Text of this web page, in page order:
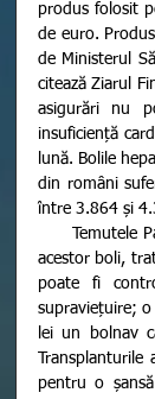
produs folosit
de euro.
de Ministerul
citează Ziarul
asigurări nu
insuficiență
lună. Bolile
din români
între 3.864 și
acestor boli,
poate fi
supraviețuire; o
lei un bolnav
pentru o